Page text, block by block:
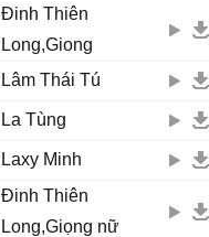
Đinh Thiên
Long,Giong
Lâm Thái Tú
La Tùng
Laxy Minh
Đinh Thiên
Long,Giọng nữ